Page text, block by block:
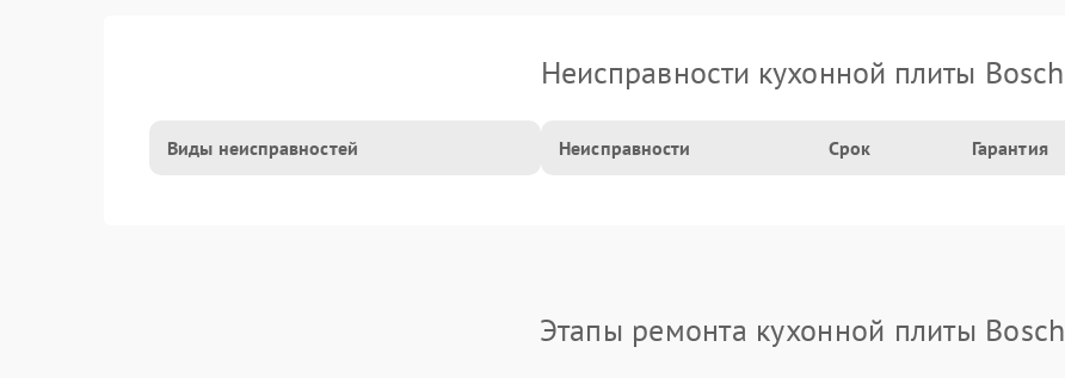
Неисправности кухонной плиты Bosch
Виды неисправностей Неисправности Срок Гарантия
Этапы ремонта кухонной плиты Bosch